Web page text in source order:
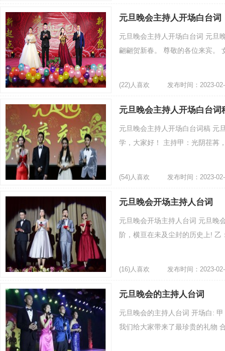
元旦晚会主持人开场白台词
元旦晚会主持人开场白台词 元旦
翩翩贺新春。 尊敬的各位来宾。
(22)人喜欢 发布时间：2023-
元旦晚会主持人开场白台词
元旦晚会主持人开场白台词稿 元
学，大家好！ 主持甲：光阴荏苒
(54)人喜欢 发布时间：2023-
元旦晚会开场主持人台词
元旦晚会开场主持人台词 元旦晚
阶，横亘在未及尘封的历史上!
(16)人喜欢 发布时间：2023-
元旦晚会的主持人台词
元旦晚会的主持人台词 开场白:
我们给大家带来了最珍贵的礼物